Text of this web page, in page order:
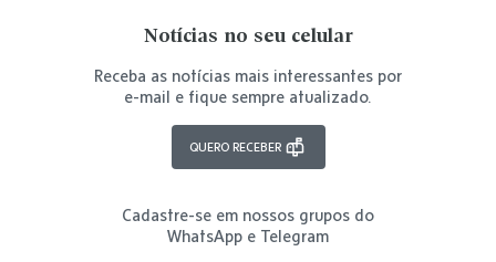
Notícias no seu celular
Receba as notícias mais interessantes por
e-mail e fique sempre atualizado.
QUERO RECEBER
Cadastre-se em nossos grupos do
WhatsApp e Telegram